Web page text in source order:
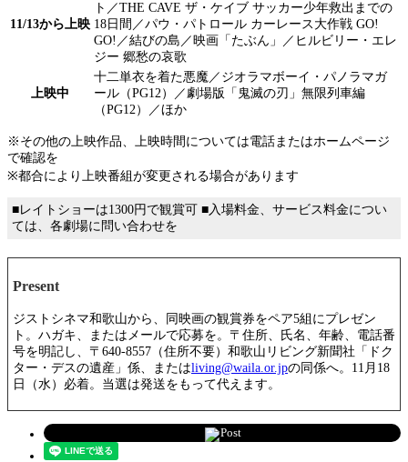
11/13から上映
ト／THE CAVE ザ・ケイブ サッカー少年救出までの
18日間／パウ・パトロール カーレース大作戦 GO!
GO!／結びの島／映画「たぶん」／ヒルビリー・エレ
ジー 郷愁の哀歌
上映中
十二単衣を着た悪魔／ジオラマボーイ・パノラマガ
ール（PG12）／劇場版「鬼滅の刃」無限列車編
（PG12）／ほか
※その他の上映作品、上映時間については電話またはホームページ
で確認を
※都合により上映番組が変更される場合があります
■レイトショーは1300円で観賞可 ■入場料金、サービス料金につい
ては、各劇場に問い合わせを
Present
ジストシネマ和歌山から、同映画の観賞券をペア5組にプレゼン
ト。ハガキ、またはメールで応募を。〒住所、氏名、年齢、電話番
号を明記し、〒640-8557（住所不要）和歌山リビング新聞社「ドク
ター・デスの遺産」係、またはliving@waila.or.jpの同係へ。11月18
日（水）必着。当選は発送をもって代えます。
Post